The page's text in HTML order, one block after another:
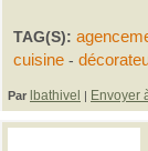
TAG(S):
cuisine -
Par lbathivel | Envoyer